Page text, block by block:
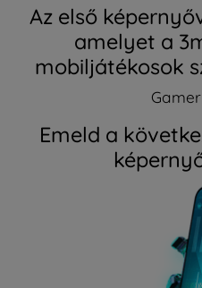
Az első
amelyet a
mobiljátékosok
Emeld a